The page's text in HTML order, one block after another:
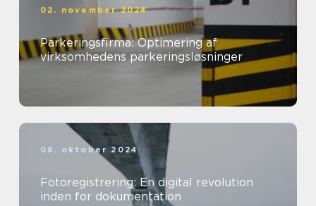
02. november 2024
Parkeringsfirma: Optimering af
virksomhedens parkeringsløsninger
08. oktober 2024
Fotoregistrering: En digital revolution
inden for dokumentation